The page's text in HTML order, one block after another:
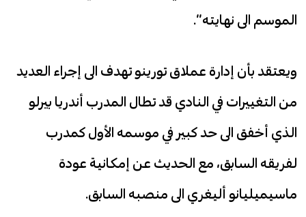
الموسم الى نهايته”.
ويعتقد بأن إدارة عملاق تورينو تهدف الى إجراء العديد
من التغييرات في النادي قد تطال المدرب أندريا بيرلو
الذي أخفق الى حد كبير في موسمه الأول كمدرب
لفريقه السابق، مع الحديث عن إمكانية عودة
ماسيميليانو أليغري الى منصبه السابق.